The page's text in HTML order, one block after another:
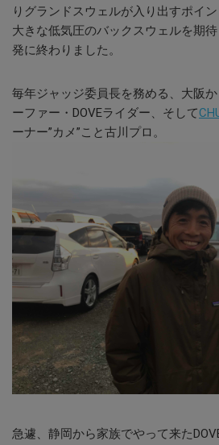
りグランドスウェルが入り出すポイ
大きな低気圧のバックスウェルを期
発に終わりました。
毎年ジャッジ委員長を務める、大阪
ーファー・DOVEライダー、そして
ーナー”カメ”こと古川プロ。
急遽、静岡から家族でやって来た